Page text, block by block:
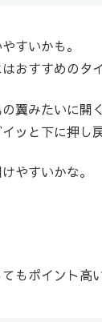
すいかも。
おすすめのタ
翼みたいに開
ッと下に押し
やすいかな。
もポイント高い